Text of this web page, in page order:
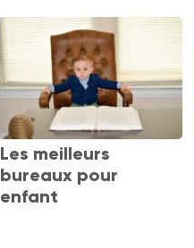
Les meilleurs
bureaux pour
enfant